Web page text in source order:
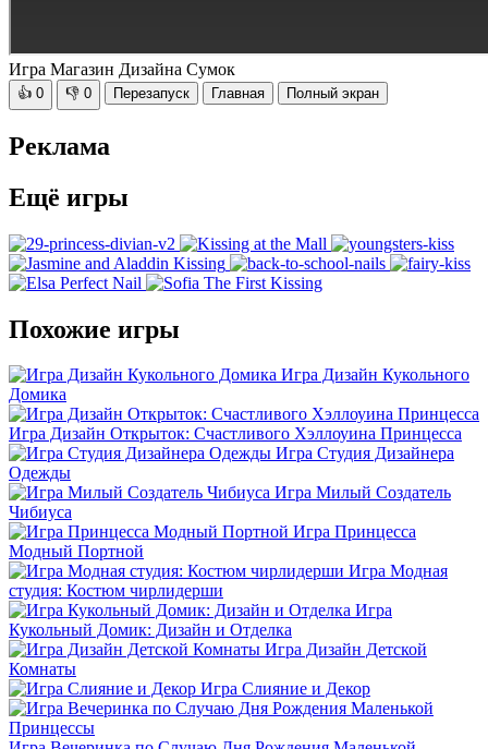
Игра Магазин Дизайна Сумок
👍 0 👎 0 Перезапуск Главная Полный экран
Реклама
Ещё игры
Похожие игры
Игра Дизайн Кукольного
Домика
Игра Дизайн Открыток: Счастливого Хэллоуина Принцесса
Игра Студия Дизайнера
Одежды
Игра Милый Создатель
Чибиуса
Игра Принцесса
Модный Портной
Игра Модная
студия: Костюм чирлидерши
Игра
Кукольный Домик: Дизайн и Отделка
Игра Дизайн Детской
Комнаты
Игра Слияние и Декор